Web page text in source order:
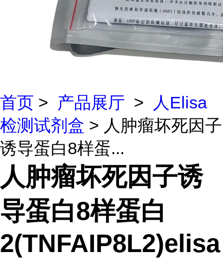
首页 > 产品展厅 >
人Elisa
检测试剂盒 > 人肿瘤坏死因子
诱导蛋白8样蛋...
人肿瘤坏死因子诱
导蛋白8样蛋白
2(TNFAIP8L2)elisa